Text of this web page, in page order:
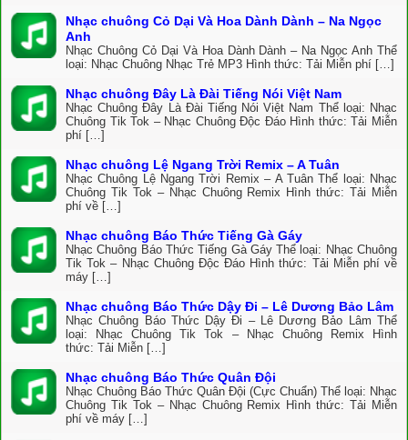
Nhạc chuông Cỏ Dại Và Hoa Dành Dành – Na Ngọc
Anh
Nhạc Chuông Cỏ Dại Và Hoa Dành Dành – Na Ngọc Anh Thể
loại: Nhạc Chuông Nhạc Trẻ MP3 Hình thức: Tải Miễn phí […]
Nhạc chuông Đây Là Đài Tiếng Nói Việt Nam
Nhạc Chuông Đây Là Đài Tiếng Nói Việt Nam Thể loại: Nhạc
Chuông Tik Tok – Nhạc Chuông Độc Đáo Hình thức: Tải Miễn
phí […]
Nhạc chuông Lệ Ngang Trời Remix – A Tuân
Nhạc Chuông Lệ Ngang Trời Remix – A Tuân Thể loại: Nhạc
Chuông Tik Tok – Nhạc Chuông Remix Hình thức: Tải Miễn
phí về […]
Nhạc chuông Báo Thức Tiếng Gà Gáy
Nhạc Chuông Báo Thức Tiếng Gà Gáy Thể loại: Nhạc Chuông
Tik Tok – Nhạc Chuông Độc Đáo Hình thức: Tải Miễn phí về
máy […]
Nhạc chuông Báo Thức Dậy Đi – Lê Dương Bảo Lâm
Nhạc Chuông Báo Thức Dậy Đi – Lê Dương Bảo Lâm Thể
loại: Nhạc Chuông Tik Tok – Nhạc Chuông Remix Hình
thức: Tải Miễn […]
Nhạc chuông Báo Thức Quân Đội
Nhạc Chuông Báo Thức Quân Đội (Cực Chuẩn) Thể loại: Nhạc
Chuông Tik Tok – Nhạc Chuông Remix Hình thức: Tải Miễn
phí về máy […]